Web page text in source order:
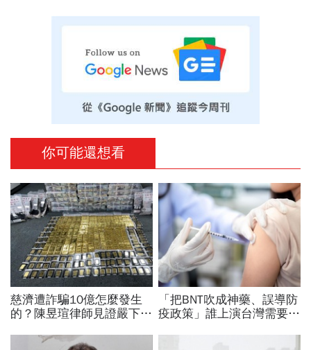
你可能還想看
慈濟遭詐騙10億怎麼發生
的？陳昱瑄律師見證嚴下跪
金，洗錢手法曝光…慈濟回
「把BNT吹成神藥、誤導防
疫政策」誰上演台灣需要中